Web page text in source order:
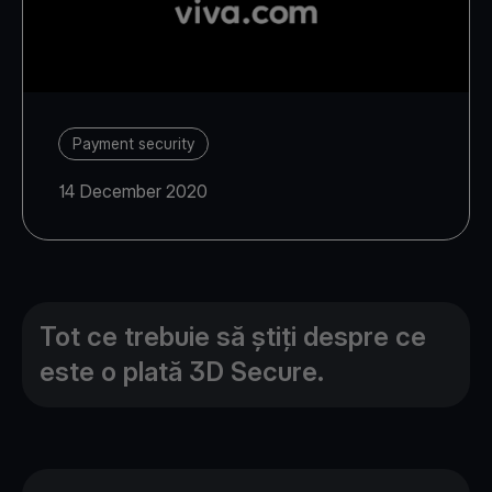
Payment security
14 December 2020
Tot ce trebuie să știți despre ce
este o plată 3D Secure.